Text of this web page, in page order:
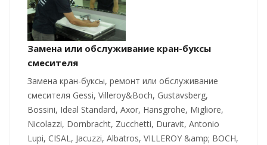
Замена или обслуживание кран-буксы
смесителя
Замена кран-буксы, ремонт или обслуживание
смесителя Gessi, Villeroy&Boch, Gustavsberg,
Bossini, Ideal Standard, Axor, Hansgrohe, Migliore,
Nicolazzi, Dornbracht, Zucchetti, Duravit, Antonio
Lupi, CISAL, Jacuzzi, Albatros, VILLEROY &amp; BOCH,